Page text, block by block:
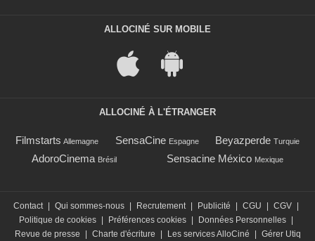
ALLOCINÉ SUR MOBILE
ALLOCINÉ À L'ÉTRANGER
Filmstarts Allemagne SensaCine Espagne Beyazperde Turquie
AdoroCinema Brésil Sensacine México Mexique
Contact Qui sommes-nous Recrutement Publicité CGU CGV
Politique de cookies
Préférences cookies Données Personnelles
Revue de presse
Charte d'écriture Les services AlloCiné Gérer Utiq